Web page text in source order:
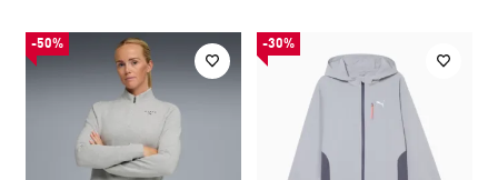
-50% -30%